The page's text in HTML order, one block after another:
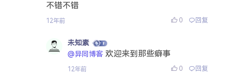
不错不错
12年前 0 回复
未知素
@异同博客 欢迎来到那些癖事
12年前 0 回复